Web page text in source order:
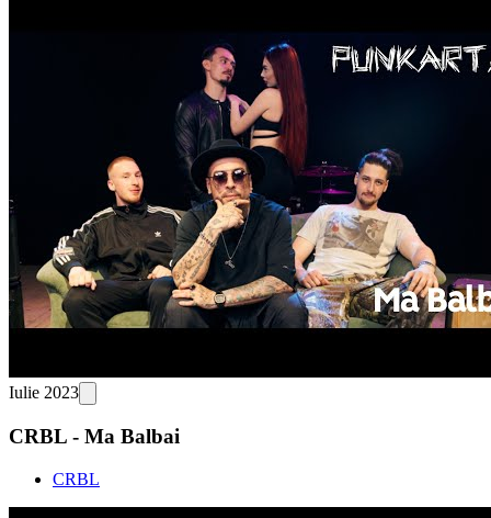
Iulie 2023
CRBL - Ma Balbai
CRBL